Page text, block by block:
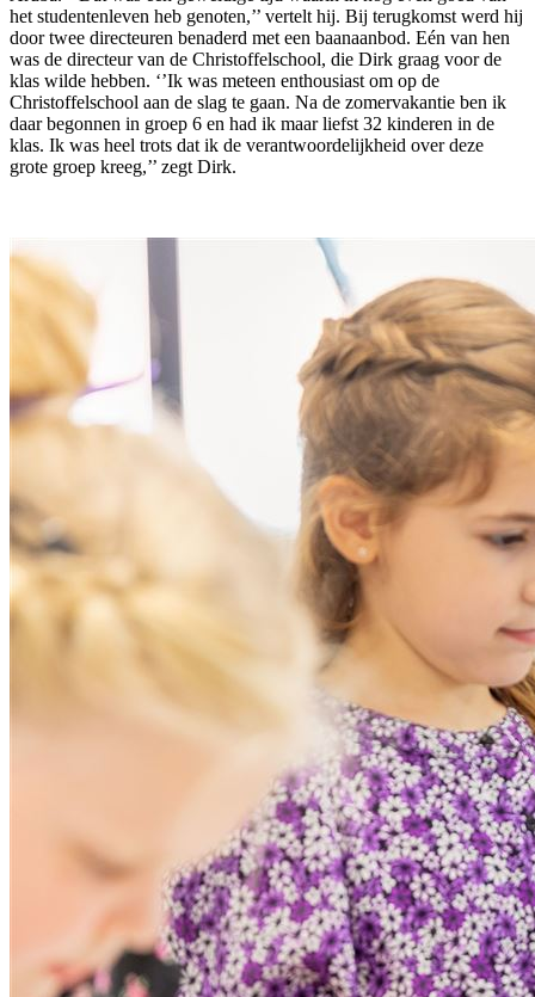
het studentenleven heb genoten,’’ vertelt hij. Bij terugkomst werd hij
door twee directeuren benaderd met een baanaanbod. Eén van hen
was de directeur van de Christoffelschool, die Dirk graag voor de
klas wilde hebben. ‘’Ik was meteen enthousiast om op de
Christoffelschool aan de slag te gaan. Na de zomervakantie ben ik
daar begonnen in groep 6 en had ik maar liefst 32 kinderen in de
klas. Ik was heel trots dat ik de verantwoordelijkheid over deze
grote groep kreeg,’’ zegt Dirk.